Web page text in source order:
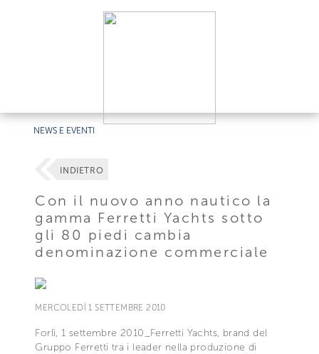
NEWS E EVENTI
INDIETRO
Con il nuovo anno nautico la
gamma Ferretti Yachts sotto
gli 80 piedi cambia
denominazione commerciale
MERCOLEDÌ 1 SETTEMBRE 2010
Forlì, 1 settembre 2010_Ferretti Yachts, brand del
Gruppo Ferretti tra i leader nella produzione di